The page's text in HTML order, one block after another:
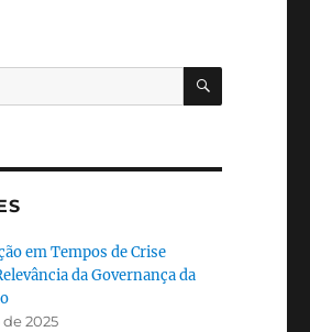
em Tempos de Crise
da Governança da
2025